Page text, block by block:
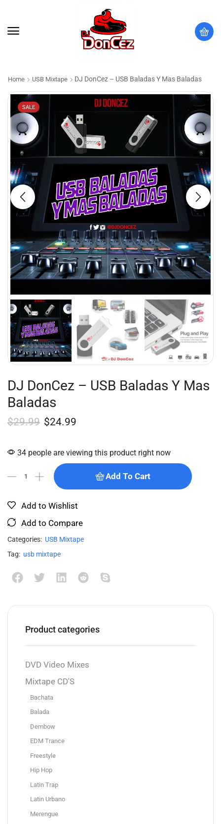
Home USB Mixtape DJ DonCez – USB Baladas Y Mas Baladas
SALE
DJ DonCez – USB Baladas Y Mas
Baladas
$29.99 $24.99
34 people are viewing this product right now
Add To Cart
Add to Wishlist
Add to Compare
Categories: USB Mixtape
Tag: usb mixtape
Product categories
DVD Video Mixes
Mixtape CD'S
Bachata
Balada
Dembow
EDM Trance
Freestyle
Hip Hop
Latin Trap
Latin Urbano
Merengue